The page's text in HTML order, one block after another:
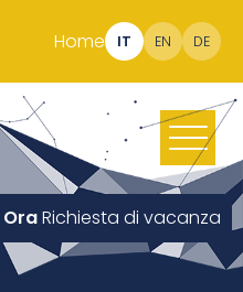
Home IT EN DE
OraRichiesta di vacanza